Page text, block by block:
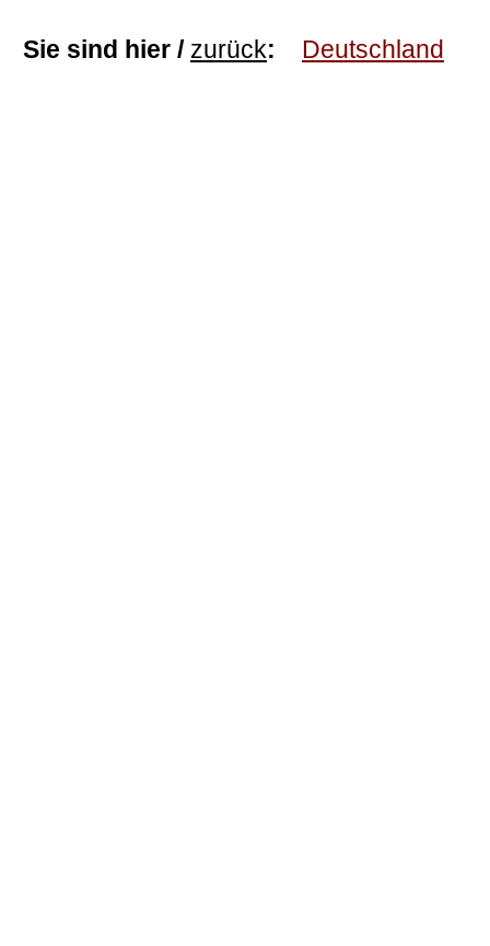
Sie sind hier / zurück: Deutschland